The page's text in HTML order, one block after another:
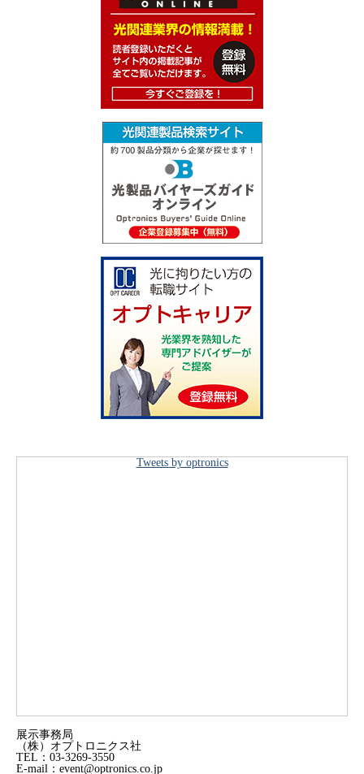
Tweets by optronics
展示事務局
（株）オプトロニクス社
TEL：03-3269-3550
E-mail：event@optronics.co.jp